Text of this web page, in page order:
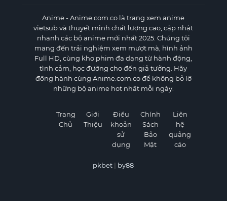
Anime- Anime.com.co là trang xem anime
vietsub và thuyết minh chất lượng cao, cập nhật
nhanh các bộ anime mới nhất 2025. Chúng tôi
mang đến trải nghiệm xem mượt mà, hình ảnh
Full HD, cùng kho phim đa dạng từ hành động,
tình cảm, học đường cho đến giả tưởng. Hãy
đồng hành cùng Anime.com.co để không bỏ lỡ
những bộ anime hot nhất mỗi ngày.
Trang
Chủ
Giới
Thiệu
Điều
khoản
sử
dụng
Chính
Sách
Bảo
Mật
Liên
hệ
quảng
cáo
pkbet | by88